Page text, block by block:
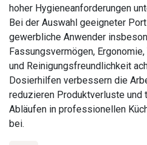
hoher Hygieneanforderungen
Bei der Auswahl geeigneter
gewerbliche Anwender
Fassungsvermögen,
und Reinigungsfreundlichkeit
Dosierhilfen verbessern die
reduzieren Produktverluste und
Abläufen in professionellen
bei.